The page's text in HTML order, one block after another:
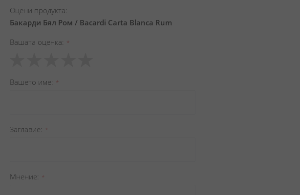
Оцени продукта:
Бакарди Бял Ром / Bacardi Carta Blanca Rum
Вашата оценка
star
stars
stars
stars
stars
Вашето име
Заглавиe
Мнение